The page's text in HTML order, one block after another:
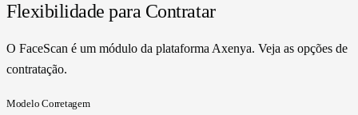
Flexibilidade para Contratar
O FaceScan é um módulo da plataforma Axenya. Veja as opções de
contratação.
Modelo Corretagem